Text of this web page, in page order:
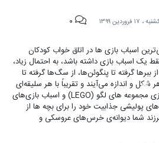
، ۱۷ فروردین ۱۳۹۹
اسباب بازی ها در اتاق خواب کودکان
یک اسباب بازی داشته باشد، به احتمال زیاد،
گرفته تا پنگوئن‌ها، از سگ‌ها گرفته تا
و اندازه می‌آیند و تقریباً با هر سلیقه‌ای
مطابقت دارند. حتی در عصر فانتزی مجموعه های لگو (LEGO) و اسباب بازی‌های
پولیشی جذابیت خود را برای بچه ها از
شما دیوانه‌ی خرس‌های عروسکی و